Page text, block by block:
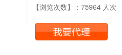
【浏览次数】：75964 人次